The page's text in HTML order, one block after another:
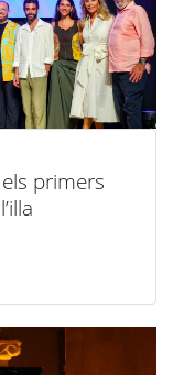
primers